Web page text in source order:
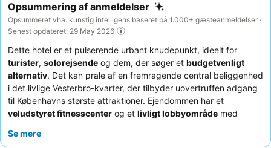
Opsummering af anmeldelser
Opsummeret vha. kunstig intelligens baseret på 1.000+ gæsteanmeldelser ·
Senest opdateret: 29 May 2026
Dette hotel er et pulserende urbant knudepunkt, ideelt for
turister, solorejsende og dem, der søger et budgetvenligt
alternativ. Det kan prale af en fremragende central beliggenhed
i det livlige Vesterbro-kvarter, der tilbyder uovertruffen adgang
til Københavns største attraktioner. Ejendommen har et
veludstyret fitnesscenter og et livligt lobbyområde med
samvær. Gæster roser konsekvent personalets enestående
Se mere